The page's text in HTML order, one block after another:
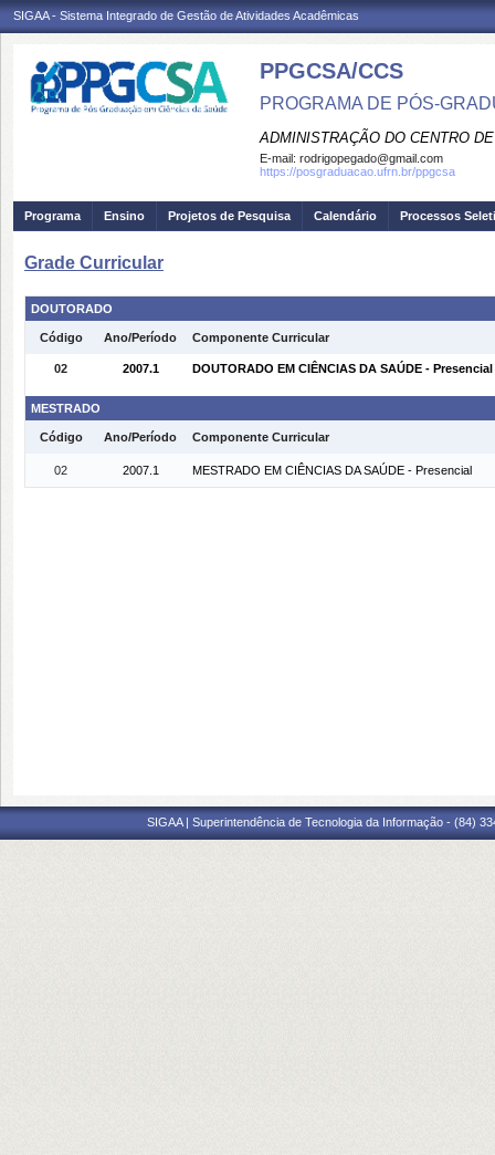
SIGAA - Sistema Integrado de Gestão de Atividades Acadêmicas
PPGCSA/CCS
PROGRAMA DE PÓS-
ADMINISTRAÇÃO DO CENTRO
E-mail: rodrigopegado@gmail.com
https://posgraduacao.ufrn.br/ppgcsa
Programa Ensino Projetos de Pesquisa Calendário Processos
Grade Curricular
DOUTORADO
Código Ano/Período Componente Curricular
02 2007.1 DOUTORADO EM CIÊNCIAS DA SAÚDE - Presencial
MESTRADO
Código Ano/Período Componente Curricular
02 2007.1 MESTRADO EM CIÊNCIAS DA SAÚDE - Presencial
SIGAA | Superintendência de Tecnologia da Informação - (84)